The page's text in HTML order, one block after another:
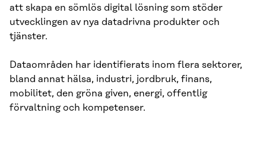
att skapa en sömlös digital lösning som stöder
utvecklingen av nya datadrivna produkter och
tjänster.
Dataområden har identifierats inom flera sektorer,
bland annat hälsa, industri, jordbruk, finans,
mobilitet, den gröna given, energi, offentlig
förvaltning och kompetenser.